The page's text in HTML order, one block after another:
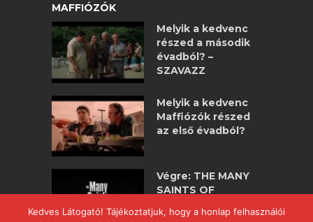
MAFFIÓZÓK
Melyik a kedvenc
részed a második
évadból? –
SZAVAZZ
Melyik a kedvenc
Maffiózók részed
az első évadból?
Végre: THE MANY
SAINTS OF
maffiózók
Kedves Látogató! Tájékoztatjuk, hogy a honlap felhasználói